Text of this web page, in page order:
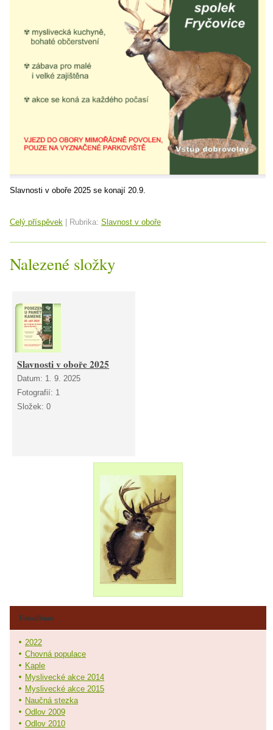
Slavnosti v oboře 2025 se konají 20.9.
Celý příspěvek Rubrika: Slavnost v oboře
Nalezené složky
Slavnosti v oboře 2025
Datum: 1. 9. 2025
Fotografií: 1
Složek:0
Fotoalbum
2022
Chovná populace
Kaple
Myslivecké akce 2014
Myslivecké akce 2015
Naučná stezka
Odlov 2009
Odlov 2010